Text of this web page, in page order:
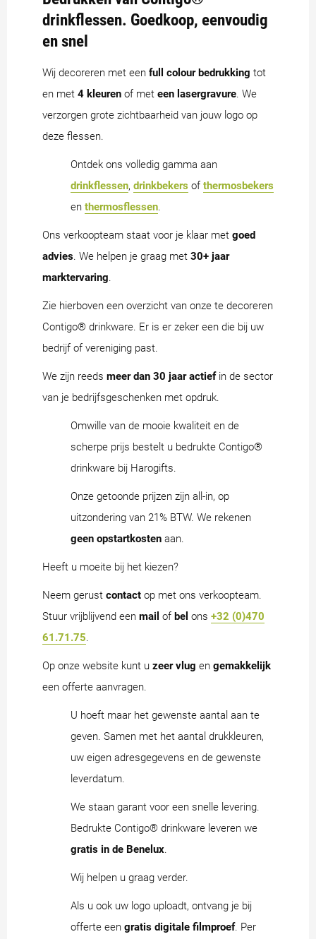
drinkflessen. Goedkoop, eenvoudig
en snel
Wij decoreren met een full colour bedrukking tot
en met 4 kleuren of met een lasergravure. We
verzorgen grote zichtbaarheid van jouw logo op
deze flessen.
Ontdek ons volledig gamma aan
drinkflessen, drinkbekers of thermosbekers
en thermosflessen.
Ons verkoopteam staat voor je klaar met goed
advies. We helpen je graag met 30+ jaar
marktervaring.
Zie hierboven een overzicht van onze te decoreren
Contigo® drinkware. Er is er zeker een die bij uw
bedrijf of vereniging past.
We zijn reeds meer dan 30 jaar actiefin de sector
van je bedrijfsgeschenken met opdruk.
Omwille van de mooie kwaliteit en de
scherpe prijs bestelt u bedrukte Contigo®
drinkware bij Harogifts.
Onze getoonde prijzen zijn all-in, op
uitzondering van 21% BTW. We rekenen
geen opstartkosten aan.
Heeft u moeite bij het kiezen?
Neem gerust contact op met ons verkoopteam.
Stuur vrijblijvend een mail of bel ons +32 (0)470
61.71.75.
Op onze website kunt u zeer vlug en gemakkelijk
een offerte aanvragen.
U hoeft maar het gewenste aantal aan te
geven. Samen met het aantal drukkleuren,
uw eigen adresgegevens en de gewenste
leverdatum.
We staan garant voor een snelle levering.
Bedrukte Contigo® drinkware leveren we
gratis in de Benelux.
Wij helpen u graag verder.
Als u ook uw logo uploadt, ontvang je bij
offerte een gratis digitale filmproef. Per